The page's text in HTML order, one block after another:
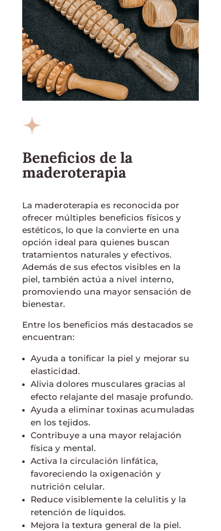
Beneficios de la
maderoterapia
La maderoterapia es reconocida por
ofrecer múltiples beneficios físicos y
estéticos, lo que la convierte en una
opción ideal para quienes buscan
tratamientos naturales y efectivos.
Además de sus efectos visibles en la
piel, también actúa a nivel interno,
promoviendo una mayor sensación de
bienestar.
Entre los beneficios más destacados se
encuentran:
Ayuda a tonificar la piel y mejorar su
elasticidad.
Alivia dolores musculares gracias al
efecto relajante del masaje profundo.
Ayuda a eliminar toxinas acumuladas
en los tejidos.
Contribuye a una mayor relajación
física y mental.
Activa la circulación linfática,
favoreciendo la oxigenación y
nutrición celular.
Reduce visiblemente la celulitis y la
retención de líquidos.
Mejora la textura general de la piel.